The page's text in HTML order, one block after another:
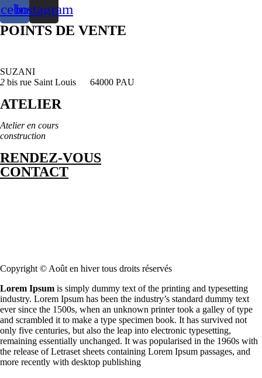
Instagram
POINTS DE VENTE
SUZANI
2 bis rue Saint Louis 64000 PAU
ATELIER
Atelier en cours
construction
RENDEZ-VOUS
CONTACT
Copyright © Août en hiver tous droits réservés
Lorem Ipsum is simply dummy text of the printing and typesetting
industry. Lorem Ipsum has been the industry’s standard dummy text
ever since the 1500s, when an unknown printer took a galley of type
and scrambled it to make a type specimen book. It has survived not
only five centuries, but also the leap into electronic typesetting,
remaining essentially unchanged. It was popularised in the 1960s with
the release of Letraset sheets containing Lorem Ipsum passages, and
more recently with desktop publishing